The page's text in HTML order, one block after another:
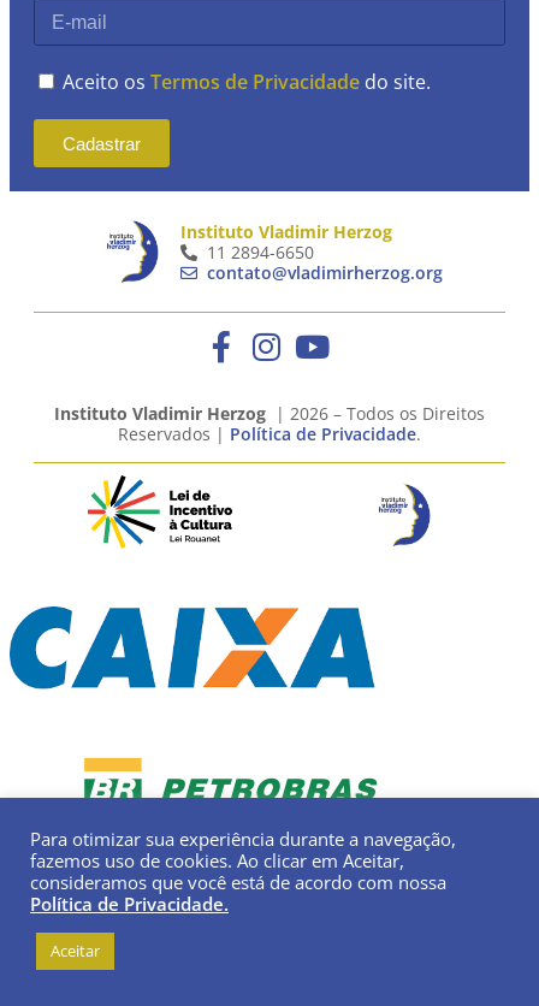
Aceito os Termos de Privacidade do site.
Cadastrar
Instituto Vladimir Herzog
11 2894-6650
contato@vladimirherzog.org
Instituto Vladimir Herzog | 2026 – Todos os Direitos
Reservados | Política de Privacidade.
Para otimizar sua experiência durante a navegação,
fazemos uso de cookies. Ao clicar em Aceitar,
consideramos que você está de acordo com nossa
Política de Privacidade.
Aceitar